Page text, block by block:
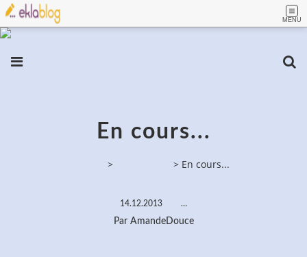
MENU
En cours...
> > En cours...
14.12.2013 …
Par AmandeDouce